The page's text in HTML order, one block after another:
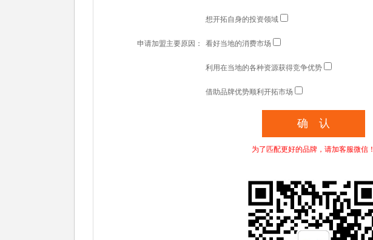
申请加盟主要原因：
想开拓自身的投资领域
看好当地的消费市场
利用在当地的各种资源获得竞争优势
借助品牌优势顺利开拓市场
为了匹配更好的品牌，请加客服微信！